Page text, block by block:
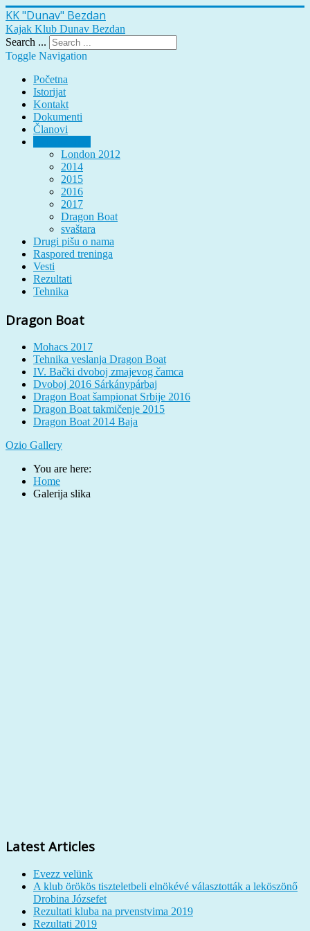
KK "Dunav" Bezdan
Kajak Klub Dunav Bezdan
Search ...
Toggle Navigation
Početna
Istorijat
Kontakt
Dokumenti
Članovi
London 2012
2014
2015
2016
2017
Dragon Boat
svaštara
Drugi pišu o nama
Raspored treninga
Vesti
Rezultati
Tehnika
Dragon Boat
Mohacs 2017
Tehnika veslanja Dragon Boat
IV. Bački dvoboj zmajevog čamca
Dvoboj 2016 Sárkánypárbaj
Dragon Boat šampionat Srbije 2016
Dragon Boat takmičenje 2015
Dragon Boat 2014 Baja
Ozio Gallery
You are here:
Home
Galerija slika
Latest Articles
Evezz velünk
A klub örökös tiszteletbeli elnökévé választották a leköszönő
Drobina Józsefet
Rezultati kluba na prvenstvima 2019
Rezultati 2019